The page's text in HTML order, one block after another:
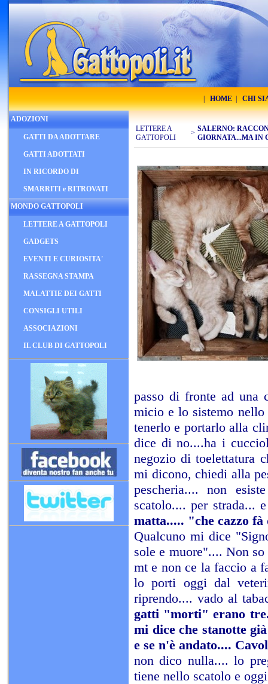
HOME CHI
ADOZIONI
GATTI DA ADOTTARE
GATTI ADOTTATI
IN RICORDO DI
SMARRITI e RITROVATI
MONDO GATTOPOLI
LETTERE A GATTOPOLI
GADGETS
EVENTI E CURIOSITA'
RASSEGNA STAMPA
MALATTIE DEI GATTI
CONSIGLI UTILI
ASSOCIAZIONI
IL CLUB DI GATTOPOLI
LETTERE A
GATTOPOLI
> SALERNO:
GIORNATA...MA IN
passo di fronte ad una
micio e lo sistemo
tenerlo e portarlo alla
dice di no....ha i
negozio di toelettatura
mi dicono, chiedi alla
pescheria.... non
scatolo.... per strada...
matta..... "che cazzo
Qualcuno mi dice
sole e muore".... Non
mt e non ce la faccio a
lo porti oggi dal
riprendo.... vado al
gatti "morti" erano
mi dice che stanotte
e se n'è andato....
non dico nulla.... lo
tiene nello scatolo e